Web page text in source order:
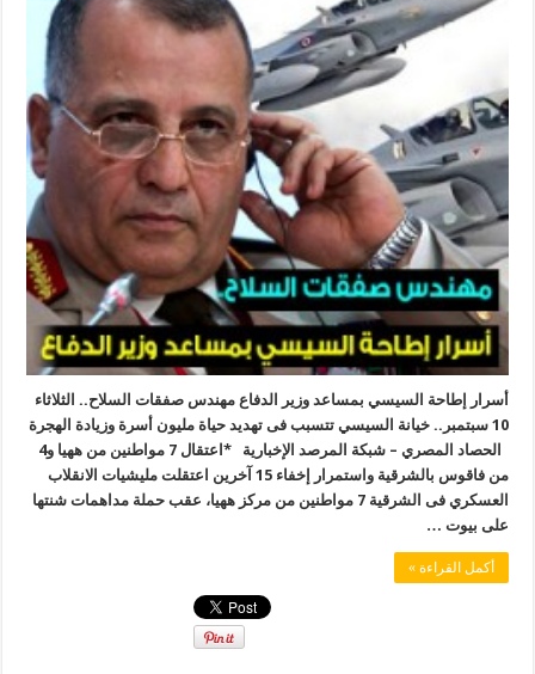
أسرار إطاحة السيسي بمساعد وزير الدفاع مهندس صفقات السلاح.. الثلاثاء
10 سبتمبر.. خيانة السيسي تتسبب فى تهديد حياة مليون أسرة وزيادة الهجرة
الحصاد المصري – شبكة المرصد الإخبارية *اعتقال 7 مواطنين من ههيا و4
من فاقوس بالشرقية واستمرار إخفاء 15 آخرين اعتقلت مليشيات الانقلاب
العسكري فى الشرقية 7 مواطنين من مركز ههيا، عقب حملة مداهمات شنتها
على بيوت …
أكمل القراءة »